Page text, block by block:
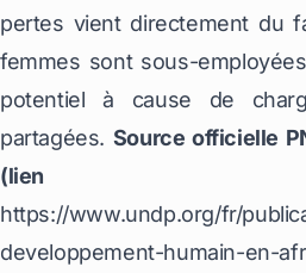
pertes vient directement du
femmes sont sous-
potentiel à cause de
partagées. Source officielle
(lien
https://www.undp.org/fr/
developpement-humain-en-